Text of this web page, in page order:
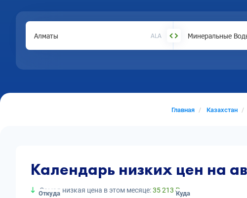
ALA
Главная Казахстан
Календарь низких цен на
Самая низкая цена в этом месяце:35 213 ₽
Откуда Куда